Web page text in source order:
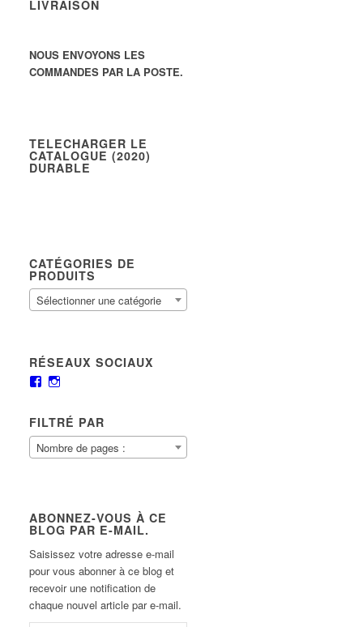
LIVRAISON
NOUS ENVOYONS LES
COMMANDES PAR LA POSTE.
TELECHARGER LE
CATALOGUE (2020)
DURABLE
CATÉGORIES DE
PRODUITS
Sélectionner une catégorie
RÉSEAUX SOCIAUX
FILTRÉ PAR
Nombre de pages :
ABONNEZ-VOUS À CE
BLOG PAR E-MAIL.
Saisissez votre adresse e-mail
pour vous abonner à ce blog et
recevoir une notification de
chaque nouvel article par e-mail.